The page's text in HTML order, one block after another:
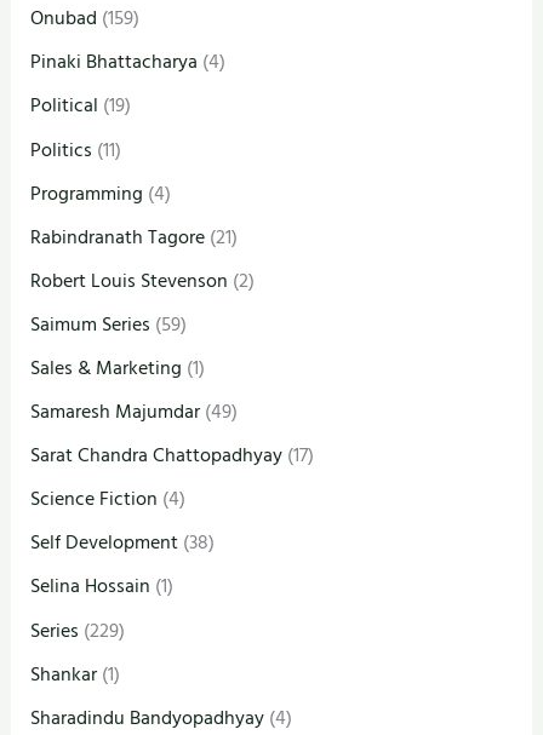
Onubad (159)
Pinaki Bhattacharya (4)
Political (19)
Politics (11)
Programming (4)
Rabindranath Tagore(21)
Robert Louis Stevenson (2)
Saimum Series (59)
Sales & Marketing (1)
Samaresh Majumdar(49)
Sarat Chandra Chattopadhyay(17)
Science Fiction (4)
Self Development(38)
Selina Hossain (1)
Series (229)
Shankar(1)
Sharadindu Bandyopadhyay(4)